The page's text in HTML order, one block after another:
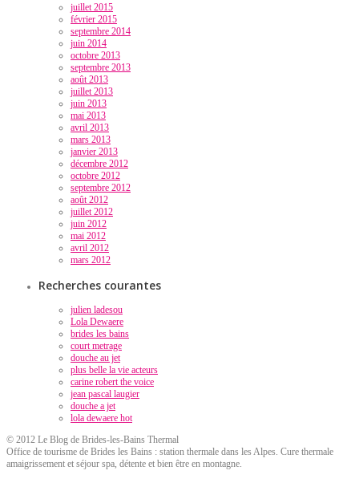
juillet 2015
février 2015
septembre 2014
juin 2014
octobre 2013
septembre 2013
août 2013
juillet 2013
juin 2013
mai 2013
avril 2013
mars 2013
janvier 2013
décembre 2012
octobre 2012
septembre 2012
août 2012
juillet 2012
juin 2012
mai 2012
avril 2012
mars 2012
Recherches courantes
julien ladesou
Lola Dewaere
brides les bains
court metrage
douche au jet
plus belle la vie acteurs
carine robert the voice
jean pascal laugier
douche a jet
lola dewaere hot
© 2012 Le Blog de Brides-les-Bains Thermal
Office de tourisme de Brides les Bains : station thermale dans les Alpes. Cure thermale
amaigrissement et séjour spa, détente et bien être en montagne.